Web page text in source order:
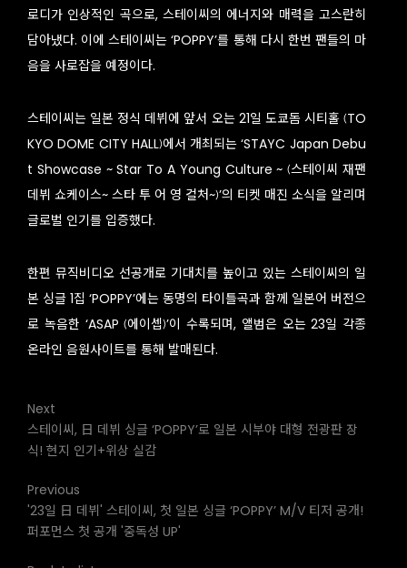
로디가 인상적인 곡으로, 스테이씨의 에너지와 매력을 고스란히
담아냈다. 이에 스테이씨는 ‘POPPY’를 통해 다시 한번 팬들의 마
음을 사로잡을 예정이다.
스테이씨는 일본 정식 데뷔에 앞서 오는 21일 도쿄돔 시티홀 (TO
KYO DOME CITY HALL)에서 개최되는 ‘STAYC Japan Debu
t Showcase ~ Star To A Young Culture ~ (스테이씨 재팬
데뷔 쇼케이스~ 스타 투 어 영 컬처~)’의 티켓 매진 소식을 알리며
글로벌 인기를 입증했다.
한편 뮤직비디오 선공개로 기대치를 높이고 있는 스테이씨의 일
본 싱글 1집 ‘POPPY’에는 동명의 타이틀곡과 함께 일본어 버전으
로 녹음한 ‘ASAP (에이셉)’이 수록되며, 앨범은 오는 23일 각종
온라인 음원사이트를 통해 발매된다.
Next
스테이씨, 日 데뷔 싱글 ‘POPPY’로 일본 시부야 대형 전광판 장
식! 현지 인기+위상 실감
Previous
'23일 日 데뷔' 스테이씨, 첫 일본 싱글 ‘POPPY’ M/V 티저 공개!
퍼포먼스 첫 공개 '중독성 UP'